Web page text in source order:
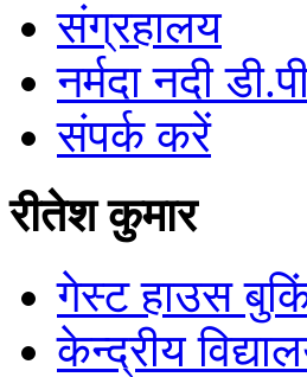
संग्रहालय
नर्मदा नदी
संपर्क करें
रीतेश कुमार
गेस्ट हाउस
केन्द्रीय